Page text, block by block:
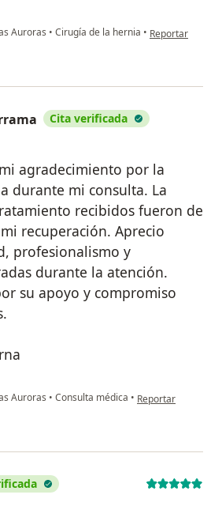
Auroras • Cirugía de la hernia • en opinión del
Reportar
Cita verificada
agradecimiento por la
durante mi consulta. La
recibidos fueron de
recuperación. Aprecio
profesionalismo y
durante la atención.
su apoyo y compromiso
Auroras • Consulta médica • en opinión del
Reportar